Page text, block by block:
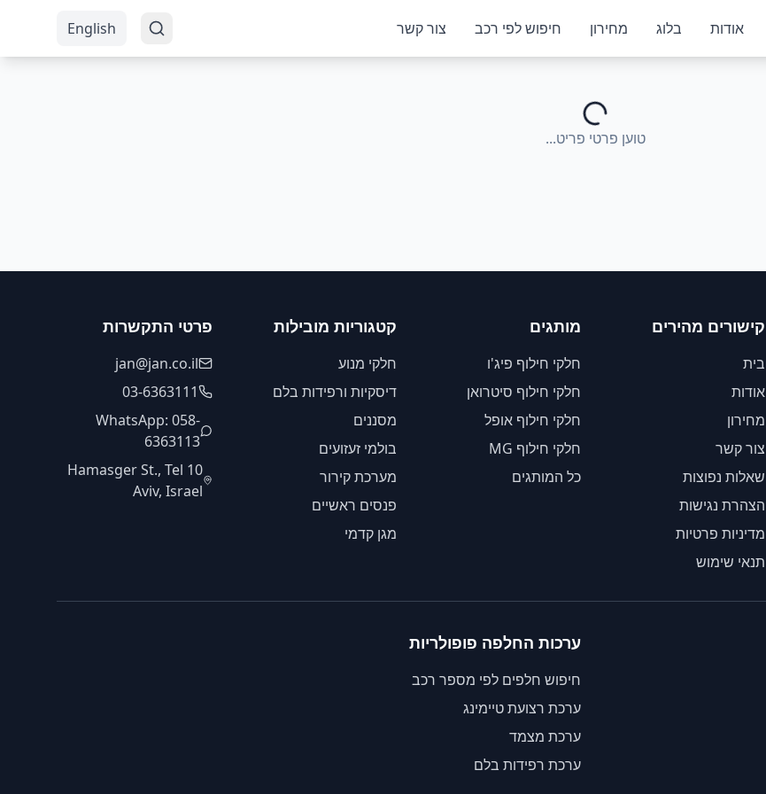
אודות בלוג מחירון חיפוש לפי רכב צור קשר English
טוען פרטי פריט...
קישורים מהירים
בית
אודות
מחירון
צור קשר
שאלות נפוצות
הצהרת נגישות
מדיניות פרטיות
תנאי שימוש
מותגים
חלקי חילוף פיג'ו
חלקי חילוף סיטרואן
חלקי חילוף אופל
חלקי חילוף MG
כל המותגים
קטגוריות מובילות
חלקי מנוע
דיסקיות ורפידות בלם
מסננים
בולמי זעזועים
מערכת קירור
פנסים ראשיים
מגן קדמי
פרטי התקשרות
jan@jan.co.il
03-6363111
WhatsApp: 058-
6363113
10 Hamasger St., Tel
Aviv, Israel
ערכות החלפה פופולריות
חיפוש חלפים לפי מספר רכב
ערכת רצועת טיימינג
ערכת מצמד
ערכת רפידות בלם